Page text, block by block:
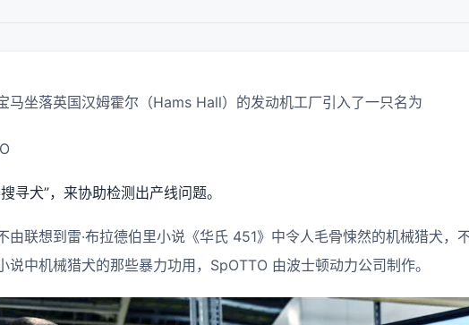
马坐落英国汉姆霍尔（Hams Hall）的发动机工厂引入了一只名为
寻犬”，来协助检测出产线问题。
由联想到雷·布拉德伯里小说《华氏 451》中令人毛骨悚然的机械猎犬，
说中机械猎犬的那些暴力功用，SpOTTO 由波士顿动力公司制作。